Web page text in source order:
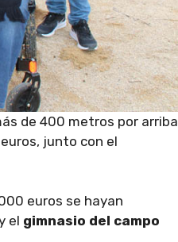
de 400 metros por arriba
junto con el
euros se hayan
el gimnasio del campo